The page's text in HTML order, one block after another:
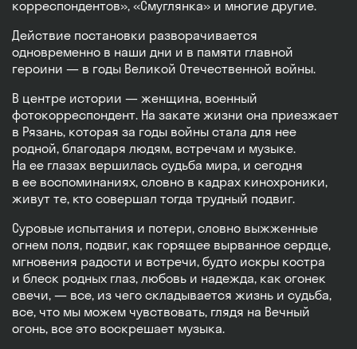
корреспондентов», «Смуглянка» и многие другие.
Действие постановки разворачивается
одновременно в наши дни и в памяти главной
героини — в годы Великой Отечественной войны.
В центре истории — женщина, военный
фотокорреспондент. На закате жизни она приезжает
в Рязань, которая за годы войны стала для нее
родной, благодаря людям, встречам и музыке.
На ее глазах вершилась судьба мира, и сегодня
в ее воспоминаниях, словно в кадрах кинохроники,
живут те, кто совершал тогда трудный подвиг.
Суровые испытания и потери, словно выжженные
огнем поля, подвиг, как горящее вырванное сердце,
мгновения радости и встречи, будто искры костра
и блеск родных глаз, любовь и надежда, как огонек
свечи, — все, из чего складывается жизнь и судьба,
все, что мы можем чувствовать, глядя на Вечный
огонь, все это воскрешает музыка.